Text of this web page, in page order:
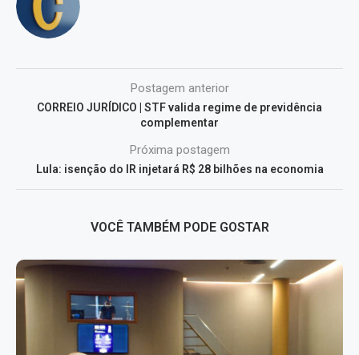
Postagem anterior
CORREIO JURÍDICO | STF valida regime de previdência
complementar
Próxima postagem
Lula: isenção do IR injetará R$ 28 bilhões na economia
VOCÊ TAMBÉM PODE GOSTAR